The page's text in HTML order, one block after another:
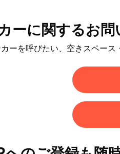
ーに関するお問
ーを呼びたい、空きスペー